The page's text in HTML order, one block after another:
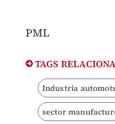
PML
TAGS
Industria
sector